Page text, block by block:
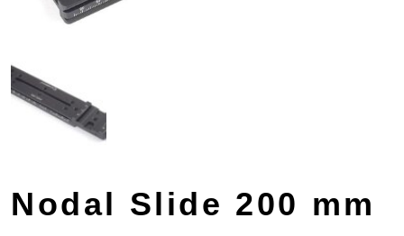
Nodal Slide 200 mm